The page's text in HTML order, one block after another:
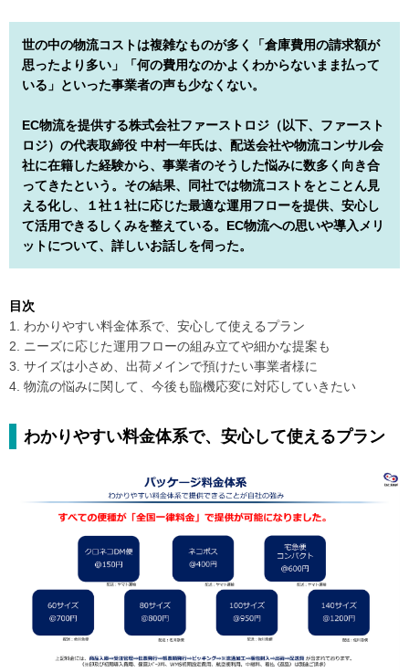
世の中の物流コストは複雑なものが多く「倉庫費用の請求額が
思ったより多い」「何の費用なのかよくわからないまま払って
いる」といった事業者の声も少なくない。
EC物流を提供する株式会社ファーストロジ（以下、ファースト
ロジ）の代表取締役 中村一年氏は、配送会社や物流コンサル会
社に在籍した経験から、事業者のそうした悩みに数多く向き合
ってきたという。その結果、同社では物流コストをとことん見
える化し、１社１社に応じた最適な運用フローを提供、安心し
て活用できるしくみを整えている。EC物流への思いや導入メリ
ットについて、詳しいお話しを伺った。
目次
1. わかりやすい料金体系で、安心して使えるプラン
2. ニーズに応じた運用フローの組み立てや細かな提案も
3. サイズは小さめ、出荷メインで預けたい事業者様に
4. 物流の悩みに関して、今後も臨機応変に対応していきたい
わかりやすい料金体系で、安心して使えるプラン